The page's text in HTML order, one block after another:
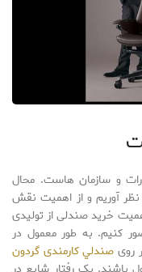
و سازمان هاست. محال
آوریم و از اهمیت نقش
خرید صندلی از تولیدی
کنیم. به طور معمول در
روی صندلي کارمندی گردون